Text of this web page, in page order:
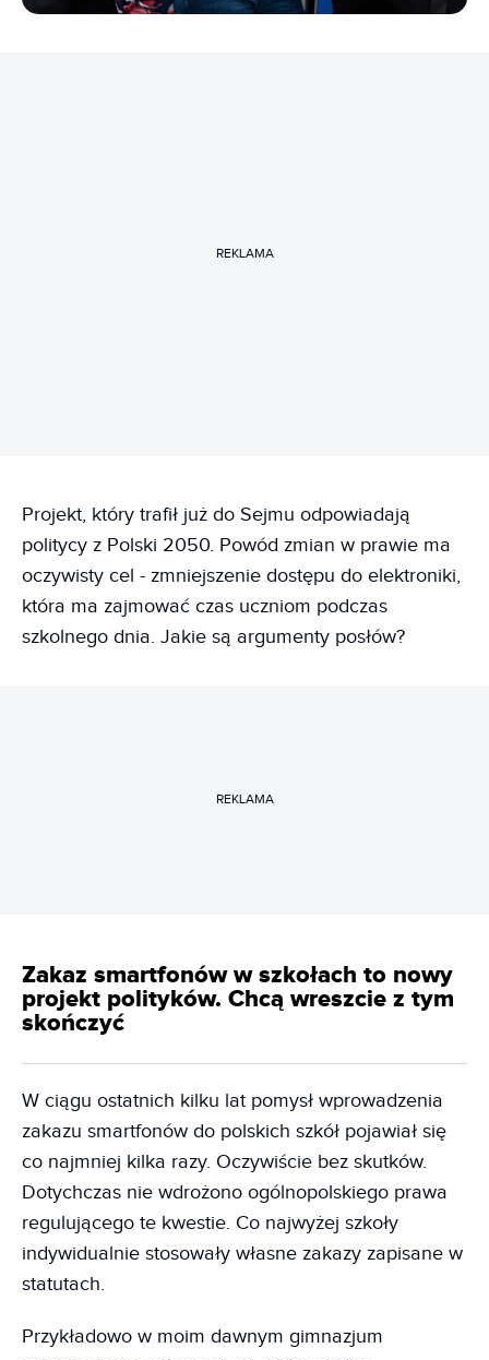
REKLAMA
Projekt, który trafił już do Sejmu odpowiadają
politycy z Polski 2050. Powód zmian w prawie ma
oczywisty cel - zmniejszenie dostępu do elektroniki,
która ma zajmować czas uczniom podczas
szkolnego dnia. Jakie są argumenty posłów?
REKLAMA
Zakaz smartfonów w szkołach to nowy
projekt polityków. Chcą wreszcie z tym
skończyć
W ciągu ostatnich kilku lat pomysł wprowadzenia
zakazu smartfonów do polskich szkół pojawiał się
co najmniej kilka razy. Oczywiście bez skutków.
Dotychczas nie wdrożono ogólnopolskiego prawa
regulującego te kwestie. Co najwyżej szkoły
indywidualnie stosowały własne zakazy zapisane w
statutach.
Przykładowo w moim dawnym gimnazjum